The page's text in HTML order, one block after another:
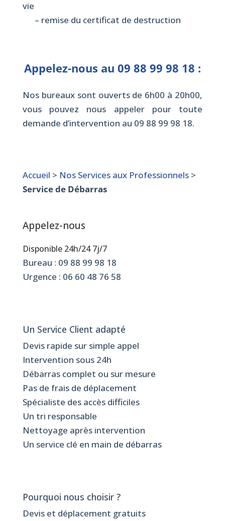
vie
– remise du certificat de destruction
Appelez-nous au 09 88 99 98 18 :
Nos bureaux sont ouverts de 6h00 à 20h00,
vous pouvez nous appeler pour toute
demande d’intervention au 09 88 99 98 18.
Accueil > Nos Services aux Professionnels>
Service de Débarras
Appelez-nous
Disponible 24h/24 7j/7
Bureau : 09 88 99 98 18
Urgence : 06 60 48 76 58
Un Service Client adapté
Devis rapide sur simple appel
Intervention sous 24h
Débarras complet ou sur mesure
Pas de frais de déplacement
Spécialiste des accès difficiles
Un tri responsable
Nettoyage après intervention
Un service clé en main de débarras
Pourquoi nous choisir ?
Devis et déplacement gratuits